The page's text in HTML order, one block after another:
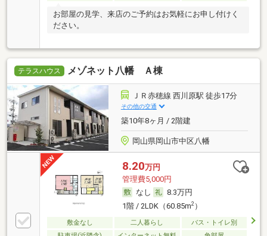
お部屋の見学、来店のご予約はお気軽にお申し付けく
ださい。
テラスハウス メゾネット八幡 Ａ棟
ＪＲ赤穂線 西川原駅 徒歩17分
その他の交通
築10年8ヶ月 / 2階建
岡山県岡山市中区八幡
8.20万円
管理費5,000円
なし
8.3万円
1階 / 2LDK（60.85m2）
敷金なし 二人暮らし
バス・トイレ別